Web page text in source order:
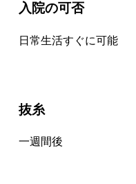
入院の可否
日常生活すぐに可能
抜糸
一週間後